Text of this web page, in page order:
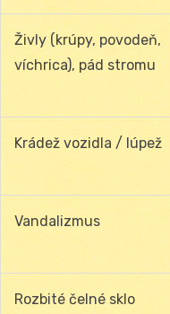
Živly (krúpy, povodeň,
víchrica), pád stromu
Krádež vozidla / lúpež
Vandalizmus
Rozbité čelné sklo